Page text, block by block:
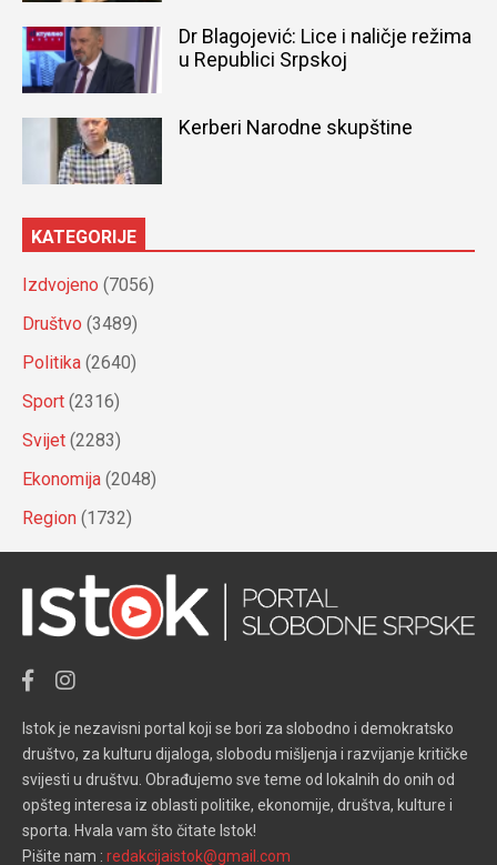
Dr Blagojević: Lice i naličje režima
u Republici Srpskoj
Kerberi Narodne skupštine
KATEGORIJE
Izdvojeno (7056)
Društvo (3489)
Politika (2640)
Sport (2316)
Svijet (2283)
Ekonomija (2048)
Region (1732)
Istok je nezavisni portal koji se bori za slobodno i demokratsko
društvo, za kulturu dijaloga, slobodu mišljenja i razvijanje kritičke
svijesti u društvu. Obrađujemo sve teme od lokalnih do onih od
opšteg interesa iz oblasti politike, ekonomije, društva, kulture i
sporta. Hvala vam što čitate Istok!
Pišite nam : redakcijaistok@gmail.com